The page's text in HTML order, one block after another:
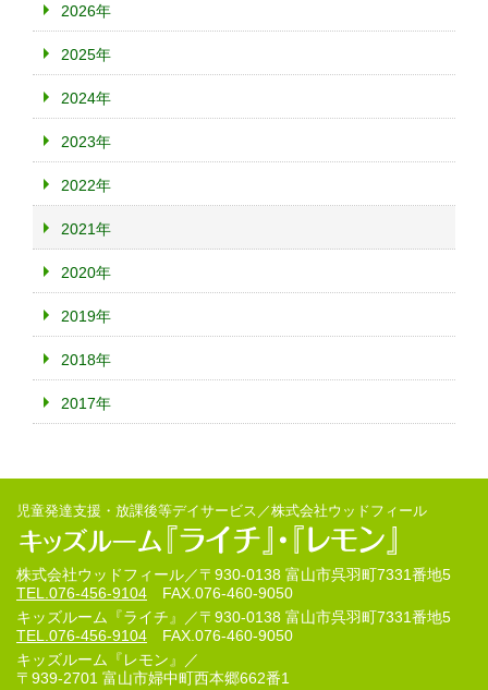
2026年
2025年
2024年
2023年
2022年
2021年
2020年
2019年
2018年
2017年
児童発達支援・放課後等デイサービス／株式会社ウッドフィール
株式会社ウッドフィール／〒930-0138 富山市呉羽町7331番地5
TEL.076-456-9104 FAX.076-460-9050
キッズルーム『ライチ』／〒930-0138 富山市呉羽町7331番地5
TEL.076-456-9104 FAX.076-460-9050
キッズルーム『レモン』／
〒939-2701 富山市婦中町西本郷662番1